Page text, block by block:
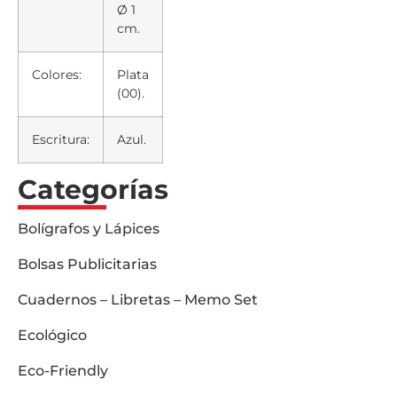
Ø 1
cm.
Colores:
Plata
(00).
Escritura: Azul.
Categorías
Bolígrafos y Lápices
Bolsas Publicitarias
Cuadernos – Libretas – Memo Set
Ecológico
Eco-Friendly